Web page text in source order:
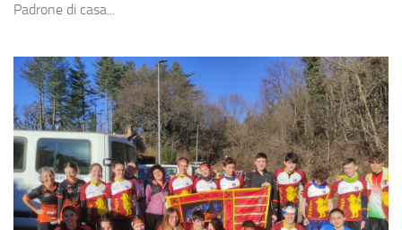
Padrone di casa...